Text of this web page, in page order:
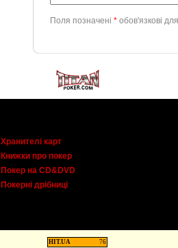
Поля позначені * обов'язкові
Хранителі карт
Книжки про покер
Покер на CD&DVD
Покерні дрібниці
HIT.UA 76